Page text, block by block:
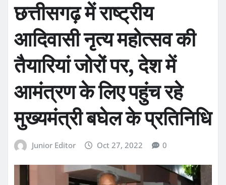
छत्तीसगढ़ में राष्ट्रीय
आदिवासी नृत्य महोत्सव की
तैयारियां जोरों पर, देश में
आमंत्रण के लिए पहुंच रहे
मुख्यमंत्री बघेल के प्रतिनिधि
Junior Editor Oct 27, 2022 0